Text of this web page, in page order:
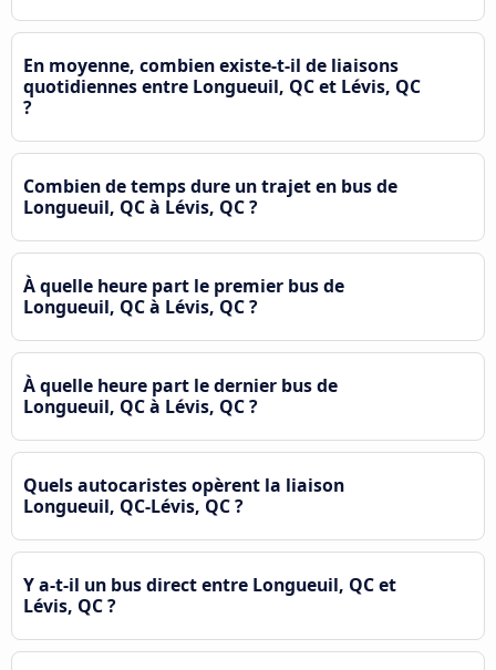
En moyenne, combien existe-t-il de liaisons
quotidiennes entre Longueuil, QC et Lévis, QC
?
Combien de temps dure un trajet en bus de
Longueuil, QC à Lévis, QC ?
À quelle heure part le premier bus de
Longueuil, QC à Lévis, QC ?
À quelle heure part le dernier bus de
Longueuil, QC à Lévis, QC ?
Quels autocaristes opèrent la liaison
Longueuil, QC-Lévis, QC ?
Y a-t-il un bus direct entre Longueuil, QC et
Lévis, QC ?